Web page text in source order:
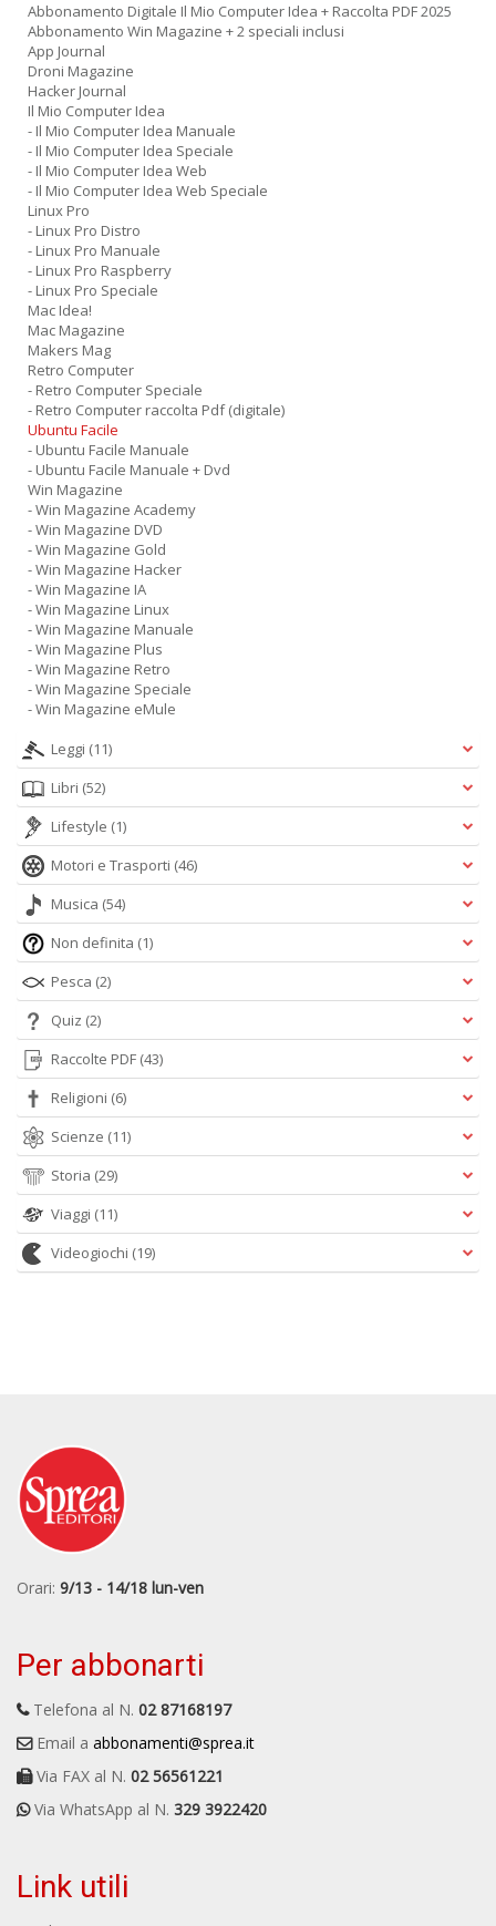
Abbonamento Digitale Il Mio Computer Idea + Raccolta PDF 2025
Abbonamento Win Magazine + 2 speciali inclusi
App Journal
Droni Magazine
Hacker Journal
Il Mio Computer Idea
- Il Mio Computer Idea Manuale
- Il Mio Computer Idea Speciale
- Il Mio Computer Idea Web
- Il Mio Computer Idea Web Speciale
Linux Pro
- Linux Pro Distro
- Linux Pro Manuale
- Linux Pro Raspberry
- Linux Pro Speciale
Mac Idea!
Mac Magazine
Makers Mag
Retro Computer
- Retro Computer Speciale
- Retro Computer raccolta Pdf (digitale)
Ubuntu Facile
- Ubuntu Facile Manuale
- Ubuntu Facile Manuale + Dvd
Win Magazine
- Win Magazine Academy
- Win Magazine DVD
- Win Magazine Gold
- Win Magazine Hacker
- Win Magazine IA
- Win Magazine Linux
- Win Magazine Manuale
- Win Magazine Plus
- Win Magazine Retro
- Win Magazine Speciale
- Win Magazine eMule
Leggi (11)
Libri (52)
Lifestyle (1)
Motori e Trasporti (46)
Musica (54)
Non definita (1)
Pesca (2)
Quiz (2)
Raccolte PDF (43)
Religioni (6)
Scienze (11)
Storia (29)
Viaggi (11)
Videogiochi (19)
Orari: 9/13 - 14/18 lun-ven
Per abbonarti
Telefona al N. 02 87168197
Email a abbonamenti@sprea.it
Via FAX al N. 02 56561221
Via WhatsApp al N. 329 3922420
Link utili